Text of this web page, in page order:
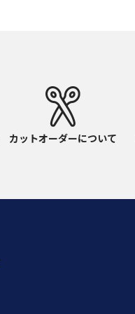
カットオーダーについて